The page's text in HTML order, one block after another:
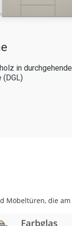
in
(DGL)
Möbeltüren, die